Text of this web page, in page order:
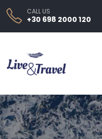
CALL US
+30 698 2000 120